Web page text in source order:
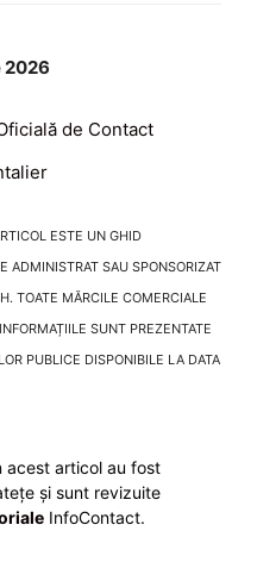
2026
de Contact
ESTE UN GHID
ADMINISTRAT SAU SPONSORIZAT
TOATE MĂRCILE COMERCIALE
SUNT PREZENTATE
PUBLICE DISPONIBILE LA DATA
acest articol au fost
și sunt revizuite
InfoContact.